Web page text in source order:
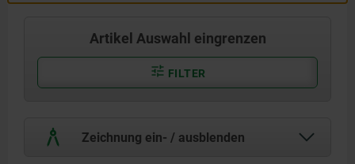
Artikel Auswahl eingrenzen
FILTER
Zeichnung ein- / ausblenden